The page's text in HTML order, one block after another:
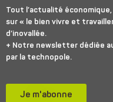
Tout l’actualité
sur « le bien vivre et
d’inovallée.
+ Notre newsletter dédiée
par la technopole.
Je m'abonne